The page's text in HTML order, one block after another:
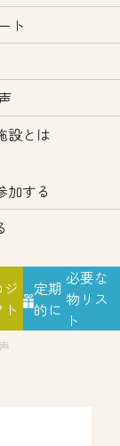
ト
設とは
加する
ジ
定期
的に
必要な
物リス
ト